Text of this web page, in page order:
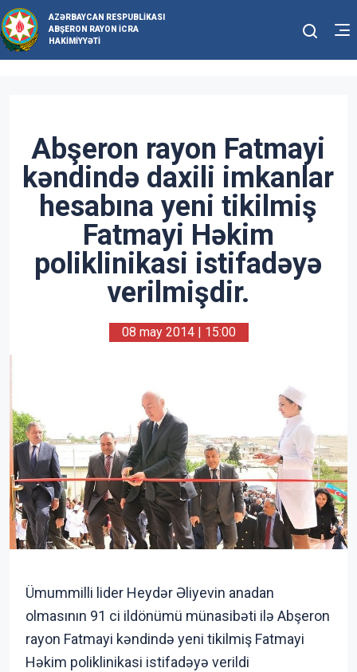
AZƏRBAYCAN RESPUBLIKASI
ABŞERON RAYON İCRA
HAKIMIYYƏTI
Abşeron rayon Fatmayi
kəndində daxili imkanlar
hesabına yeni tikilmiş
Fatmayi Həkim
poliklinikasi istifadəyə
verilmişdir.
08 may 2014 | 15:00
Ümummilli lider Heydər Əliyevin anadan
olmasının 91 ci ildönümü münasibəti ilə Abşeron
rayon Fatmayi kəndində yeni tikilmiş Fatmayi
Həkim poliklinikasi istifadəyə verildi